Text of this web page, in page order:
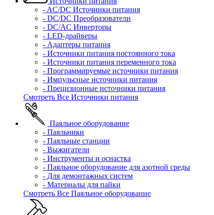
- AC/DC Источники питания
- DC/DC Преобразователи
- DC/AC Инверторы
- LED-драйверы
- Адаптеры питания
- Источники питания постоянного тока
- Источники питания переменного тока
- Программируемые источники питания
- Импульсные источники питания
- Прецизионные источники питания
Смотреть Все Источники питания
Паяльное оборудование
- Паяльники
- Паяльные станции
- Выжигатели
- Инструменты и оснастка
- Паяльное оборудование для азотной среды
- Для демонтажных систем
- Материалы для пайки
Смотреть Все Паяльное оборудование